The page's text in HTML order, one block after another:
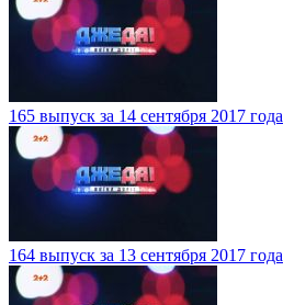
165 выпуск за 14 сентября 2017 года
164 выпуск за 13 сентября 2017 года